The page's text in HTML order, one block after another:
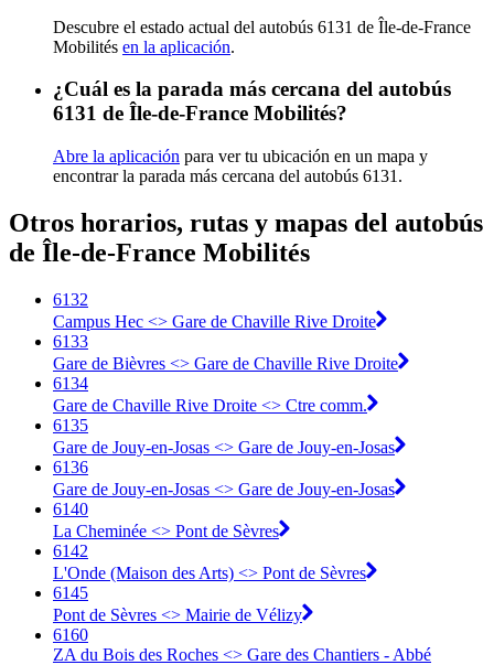
Descubre el estado actual del autobús 6131 de Île-de-France
Mobilités en la aplicación.
¿Cuál es la parada más cercana del autobús
6131 de Île-de-France Mobilités?
Abre la aplicación para ver tu ubicación en un mapa y
encontrar la parada más cercana del autobús 6131.
Otros horarios, rutas y mapas del autobús
de Île-de-France Mobilités
6132
Campus Hec <>︎ Gare de Chaville Rive Droite
6133
Gare de Bièvres <>︎ Gare de Chaville Rive Droite
6134
Gare de Chaville Rive Droite <>︎ Ctre comm.
6135
Gare de Jouy-en-Josas <>︎ Gare de Jouy-en-Josas
6136
Gare de Jouy-en-Josas <>︎ Gare de Jouy-en-Josas
6140
La Cheminée <>︎ Pont de Sèvres
6142
L'Onde (Maison des Arts) <>︎ Pont de Sèvres
6145
Pont de Sèvres <>︎ Mairie de Vélizy
6160
ZA du Bois des Roches <>︎ Gare des Chantiers - Abbé